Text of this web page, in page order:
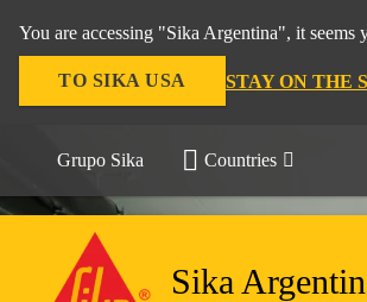
You are accessing "Sika Argentina", it
TO SIKA USA STAY ON THE
Grupo Sika Countries
Sika